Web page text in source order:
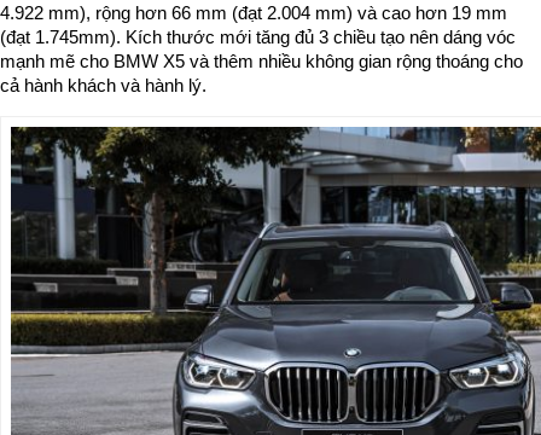
4.922 mm), rộng hơn 66 mm (đạt 2.004 mm) và cao hơn 19 mm
(đạt 1.745mm). Kích thước mới tăng đủ 3 chiều tạo nên dáng vóc
mạnh mẽ cho BMW X5 và thêm nhiều không gian rộng thoáng cho
cả hành khách và hành lý.